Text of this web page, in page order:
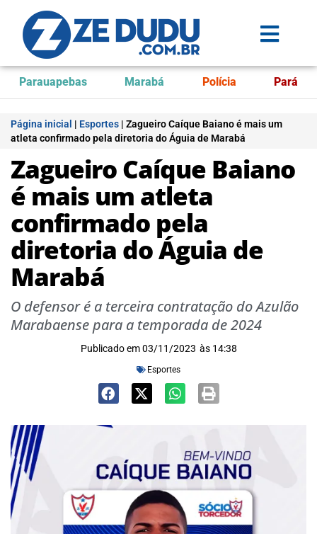
Parauapebas Marabá Polícia Pará
Página inicial | Esportes | Zagueiro Caíque Baiano é mais um
atleta confirmado pela diretoria do Águia de Marabá
Zagueiro Caíque Baiano
é mais um atleta
confirmado pela
diretoria do Águia de
Marabá
O defensor é a terceira contratação do Azulão
Marabaense para a temporada de 2024
Publicado em 03/11/2023 às 14:38
Esportes